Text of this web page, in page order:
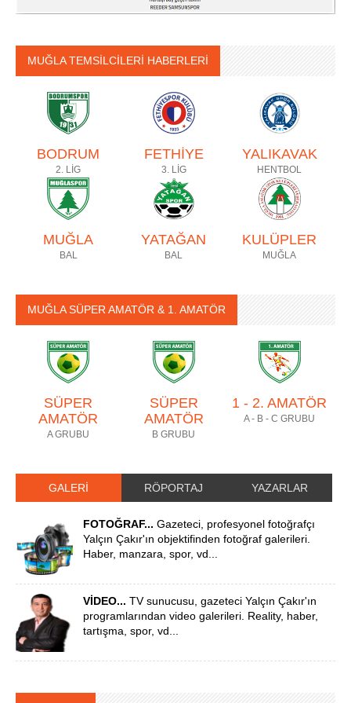
MUĞLA TEMSİLCİLERİ HABERLERİ
BODRUM
2. LİG
FETHİYE
3. LİG
YALIKAVAK
HENTBOL
MUĞLA
BAL
YATAĞAN
BAL
KULÜPLER
MUĞLA
MUĞLA SÜPER AMATÖR & 1. AMATÖR
SÜPER
AMATÖR
A GRUBU
SÜPER
AMATÖR
B GRUBU
1 - 2. AMATÖR
A - B - C GRUBU
GALERİ RÖPORTAJ YAZARLAR
FOTOĞRAF... Gazeteci, profesyonel fotoğrafçı
Yalçın Çakır'ın objektifinden fotoğraf galerileri.
Haber, manzara, spor, vd...
VİDEO... TV sunucusu, gazeteci Yalçın Çakır'ın
programlarından video galerileri. Reality, haber,
tartışma, spor, vd...